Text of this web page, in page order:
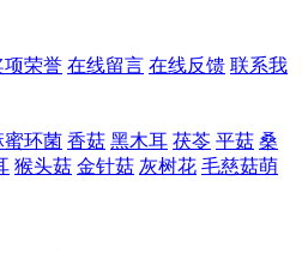
项荣誉 在线留言 在线反馈 联系我
蜜环菌 香菇 黑木耳 茯苓 平菇 桑
猴头菇 金针菇 灰树花 毛慈菇萌